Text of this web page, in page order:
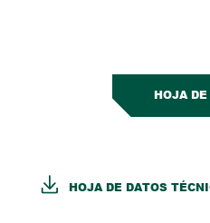
HOJA
HOJA DE DATOS